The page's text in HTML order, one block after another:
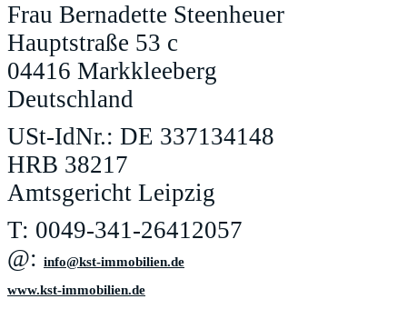
Frau Bernadette Steenheuer
Hauptstraße 53 c
04416 Markkleeberg
Deutschland
USt-IdNr.: DE 337134148
HRB 38217
Amtsgericht Leipzig
T: 0049-341-26412057
@: ed.neilibommi-tsk@ofni
www.kst-immobilien.de